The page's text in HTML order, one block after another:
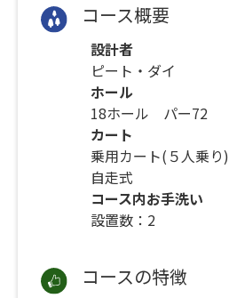
コース概要
設計者
ピート・ダイ
ホール
18ホール パー72
カート
乗用カート(５人乗り)
自走式
コース内お手洗い
設置数：2
コースの特徴